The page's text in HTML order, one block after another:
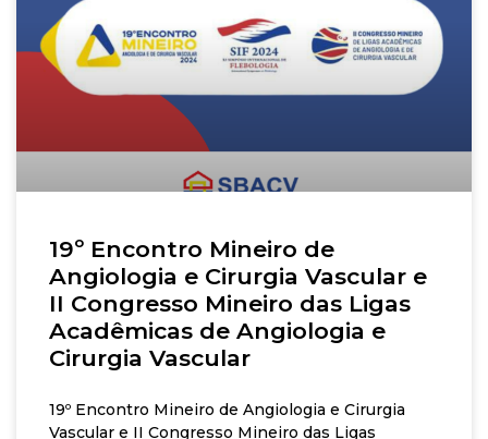
19º Encontro Mineiro de
Angiologia e Cirurgia Vascular e
II Congresso Mineiro das Ligas
Acadêmicas de Angiologia e
Cirurgia Vascular
19º Encontro Mineiro de Angiologia e Cirurgia
Vascular e II Congresso Mineiro das Ligas